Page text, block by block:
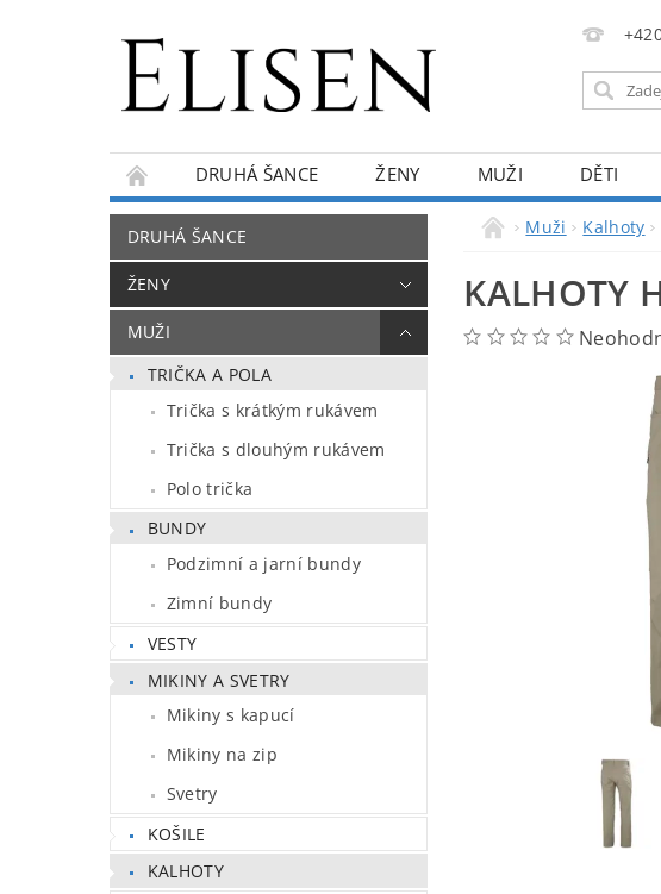
DRUHÁ ŠANCE ŽENY MUŽI DĚTI
KONTAKTY
O NÁS BLOG
DRUHÁ ŠANCE
ŽENY
MUŽI
TRIČKA A POLA
Trička s krátkým rukávem
Trička s dlouhým rukávem
Polo trička
BUNDY
Podzimní a jarní bundy
Zimní bundy
VESTY
MIKINY A SVETRY
Mikiny s kapucí
Mikiny na zip
Svetry
KOŠILE
KALHOTY
Muži Kalhoty
KALHOTY